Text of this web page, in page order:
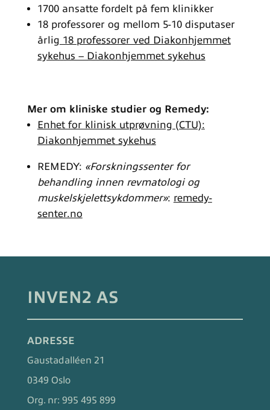
1700 ansatte fordelt på fem klinikker
18 professorer og mellom 5-10 disputaser
årlig 18 professorer ved Diakonhjemmet
sykehus – Diakonhjemmet sykehus
Mer om kliniske studier og Remedy:
Enhet for klinisk utprøvning (CTU):
Diakonhjemmet sykehus
REMEDY: «Forskningssenter for
behandling innen revmatologi og
muskelskjelettsykdommer»: remedy-
senter.no
INVEN2 AS
ADRESSE
Gaustadalléen 21
0349 Oslo
Org. nr: 995 495 899